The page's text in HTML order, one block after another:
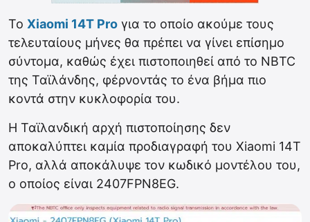
Το Xiaomi 14T Pro για το οποίο ακούμε τους
τελευταίους μήνες θα πρέπει να γίνει επίσημο
σύντομα, καθώς έχει πιστοποιηθεί από το NBTC
της Ταϊλάνδης, φέρνοντάς το ένα βήμα πιο
κοντά στην κυκλοφορία του.
Η Ταϊλανδική αρχή πιστοποίησης δεν
αποκαλύπτει καμία προδιαγραφή του Xiaomi 14T
Pro, αλλά αποκάλυψε τον κωδικό μοντέλου του,
ο οποίος είναι 2407FPN8EG.